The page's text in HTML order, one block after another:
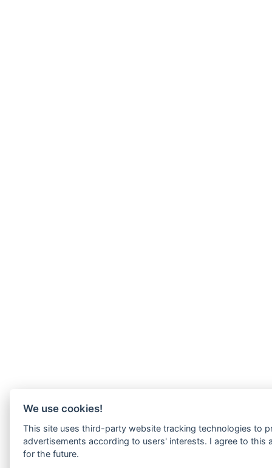
We use cookies!
This site uses third-party website tracking technologies to
advertisements according to users' interests. I agree to
for the future.